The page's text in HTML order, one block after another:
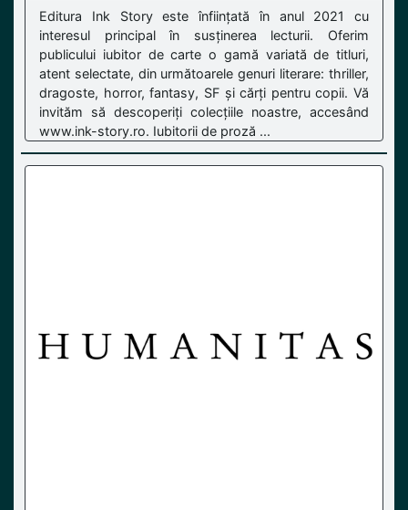
Editura Ink Story este înființată în anul 2021 cu
interesul principal în susținerea lecturii. Oferim
publicului iubitor de carte o gamă variată de titluri,
atent selectate, din următoarele genuri literare: thriller,
dragoste, horror, fantasy, SF și cărți pentru copii. Vă
invităm să descoperiți colecțiile noastre, accesând
www.ink-story.ro. Iubitorii de proză ...